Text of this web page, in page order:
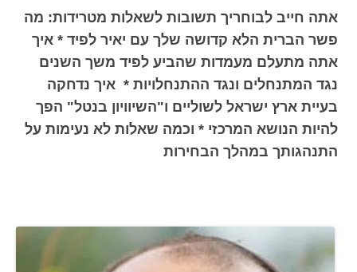
אתה חייב לבוחריך תשובות לשאלות מטרידות: מה
פשר הברית הלא קדושה שלך עם יאיר לפיד * איך
אתה מתעלם מעמדות שהביע לפיד משך השנים
נגד המתנחלים ונגד ההתנחלויות * איך נדחקה
בעיית ארץ ישראל לשוליים ו"השיוויון בנטל" הפך
להיות הנושא המרכזי * וכמה שאלות לא נעימות על
התנהגותך במהלך הבחירות